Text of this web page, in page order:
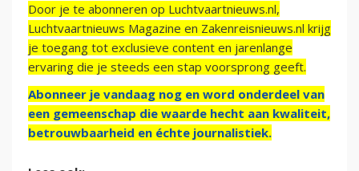
Door je te abonneren op Luchtvaartnieuws.nl,
Luchtvaartnieuws Magazine en Zakenreisnieuws.nl krijg
je toegang tot exclusieve content en jarenlange
ervaring die je steeds een stap voorsprong geeft.
Abonneer je vandaag nog en word onderdeel van
een gemeenschap die waarde hecht aan kwaliteit,
betrouwbaarheid en échte journalistiek.